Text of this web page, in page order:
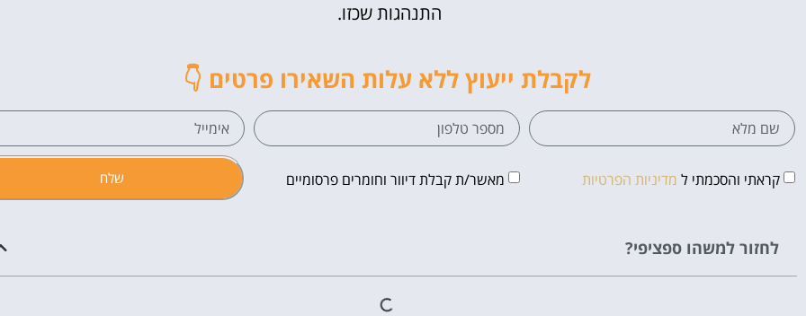
התנהגות שכזו.
לקבלת ייעוץ ללא עלות השאירו פרטים 👇
קראתי והסכמתי ל מדיניות הפרטיות מאשר/ת קבלת דיוור וחומרים פרסומיים שלח
לחזור למשהו ספציפי?